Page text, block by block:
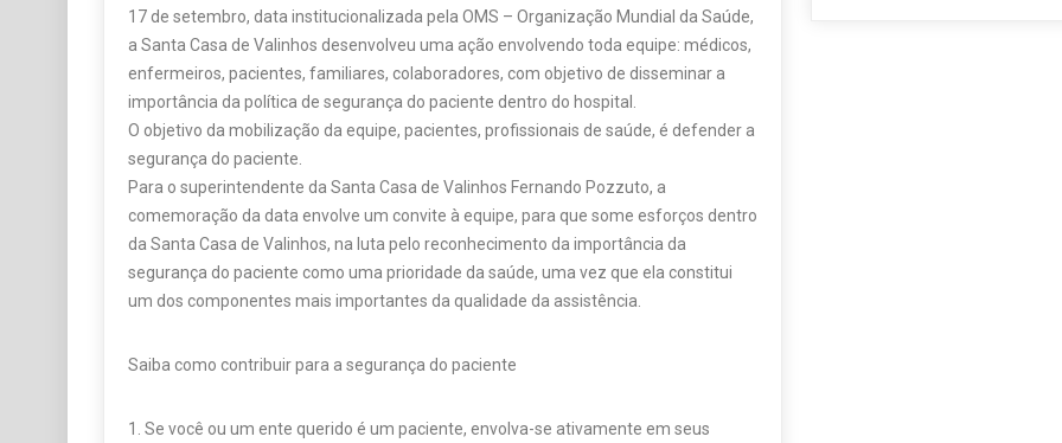
17 de setembro, data institucionalizada pela OMS – Organização Mundial da Saúde,
a Santa Casa de Valinhos desenvolveu uma ação envolvendo toda equipe: médicos,
enfermeiros, pacientes, familiares, colaboradores, com objetivo de disseminar a
importância da política de segurança do paciente dentro do hospital.
O objetivo da mobilização da equipe, pacientes, profissionais de saúde, é defender a
segurança do paciente.
Para o superintendente da Santa Casa de Valinhos Fernando Pozzuto, a
comemoração da data envolve um convite à equipe, para que some esforços dentro
da Santa Casa de Valinhos, na luta pelo reconhecimento da importância da
segurança do paciente como uma prioridade da saúde, uma vez que ela constitui
um dos componentes mais importantes da qualidade da assistência.
Saiba como contribuir para a segurança do paciente
1. Se você ou um ente querido é um paciente, envolva-se ativamente em seus